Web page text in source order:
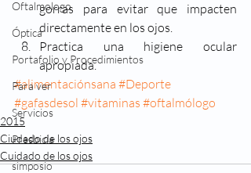
Oftalmologo
Óptica
Portafolio y Procedimientos
Para ver
Servicios
Presbicia
simposio
gorras para evitar que impacten
directamente en los ojos.
Practica una higiene ocular
apropiada.
#alimentaciónsana #Deporte
#gafasdesol #vitaminas #oftalmólogo
2015
Ciudado de los ojos
Cuidado de los ojos